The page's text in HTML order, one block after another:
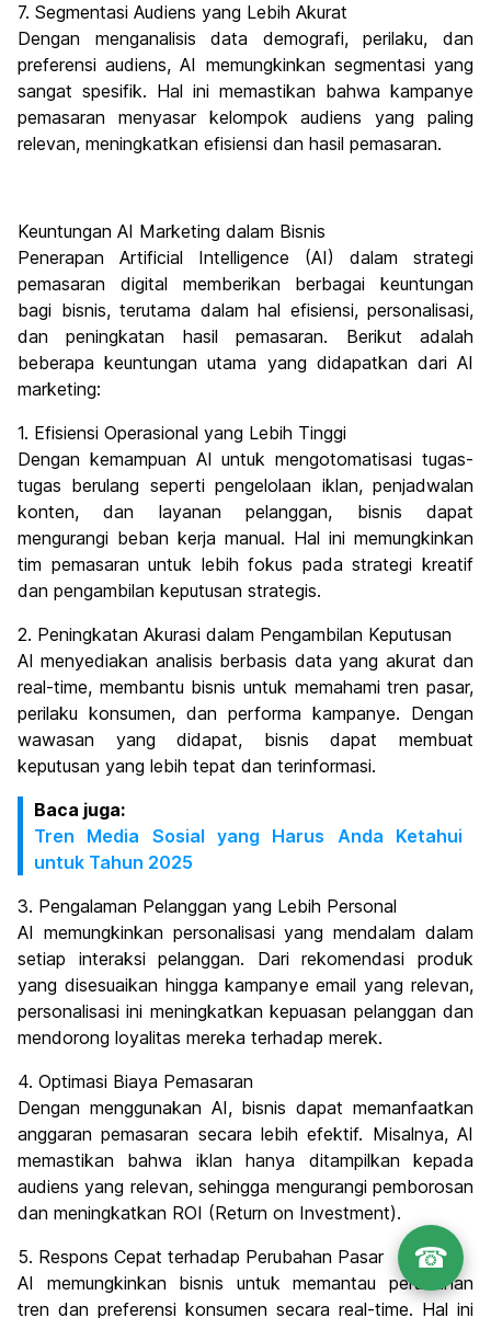
7. Segmentasi Audiens yang Lebih Akurat
Dengan menganalisis data demografi, perilaku, dan
preferensi audiens, AI memungkinkan segmentasi yang
sangat spesifik. Hal ini memastikan bahwa kampanye
pemasaran menyasar kelompok audiens yang paling
relevan, meningkatkan efisiensi dan hasil pemasaran.
Keuntungan AI Marketing dalam Bisnis
Penerapan Artificial Intelligence (AI) dalam strategi
pemasaran digital memberikan berbagai keuntungan
bagi bisnis, terutama dalam hal efisiensi, personalisasi,
dan peningkatan hasil pemasaran. Berikut adalah
beberapa keuntungan utama yang didapatkan dari AI
marketing:
1. Efisiensi Operasional yang Lebih Tinggi
Dengan kemampuan AI untuk mengotomatisasi tugas-
tugas berulang seperti pengelolaan iklan, penjadwalan
konten, dan layanan pelanggan, bisnis dapat
mengurangi beban kerja manual. Hal ini memungkinkan
tim pemasaran untuk lebih fokus pada strategi kreatif
dan pengambilan keputusan strategis.
2. Peningkatan Akurasi dalam Pengambilan Keputusan
AI menyediakan analisis berbasis data yang akurat dan
real-time, membantu bisnis untuk memahami tren pasar,
perilaku konsumen, dan performa kampanye. Dengan
wawasan yang didapat, bisnis dapat membuat
keputusan yang lebih tepat dan terinformasi.
Baca juga:
Tren Media Sosial yang Harus Anda Ketahui
untuk Tahun 2025
3. Pengalaman Pelanggan yang Lebih Personal
AI memungkinkan personalisasi yang mendalam dalam
setiap interaksi pelanggan. Dari rekomendasi produk
yang disesuaikan hingga kampanye email yang relevan,
personalisasi ini meningkatkan kepuasan pelanggan dan
mendorong loyalitas mereka terhadap merek.
4. Optimasi Biaya Pemasaran
Dengan menggunakan AI, bisnis dapat memanfaatkan
anggaran pemasaran secara lebih efektif. Misalnya, AI
memastikan bahwa iklan hanya ditampilkan kepada
audiens yang relevan, sehingga mengurangi pemborosan
dan meningkatkan ROI (Return on Investment).
5. Respons Cepat terhadap Perubahan Pasar
AI memungkinkan bisnis untuk memantau perubahan
tren dan preferensi konsumen secara real-time. Hal ini
☎